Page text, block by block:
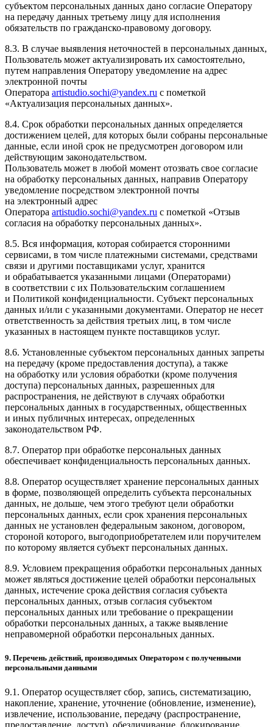
субъектом персональных данных дано согласие Оператору
на передачу данных третьему лицу для исполнения
обязательств по гражданско-правовому договору.
8.3. В случае выявления неточностей в персональных данных,
Пользователь может актуализировать их самостоятельно,
путем направления Оператору уведомление на адрес
электронной почты
Оператора artistudio.sochi@yandex.ru с пометкой
«Актуализация персональных данных».
8.4. Срок обработки персональных данных определяется
достижением целей, для которых были собраны персональные
данные, если иной срок не предусмотрен договором или
действующим законодательством.
Пользователь может в любой момент отозвать свое согласие
на обработку персональных данных, направив Оператору
уведомление посредством электронной почты
на электронный адрес
Оператора artistudio.sochi@yandex.ru с пометкой «Отзыв
согласия на обработку персональных данных».
8.5. Вся информация, которая собирается сторонними
сервисами, в том числе платежными системами, средствами
связи и другими поставщиками услуг, хранится
и обрабатывается указанными лицами (Операторами)
в соответствии с их Пользовательским соглашением
и Политикой конфиденциальности. Субъект персональных
данных и/или с указанными документами. Оператор не несет
ответственность за действия третьих лиц, в том числе
указанных в настоящем пункте поставщиков услуг.
8.6. Установленные субъектом персональных данных запреты
на передачу (кроме предоставления доступа), а также
на обработку или условия обработки (кроме получения
доступа) персональных данных, разрешенных для
распространения, не действуют в случаях обработки
персональных данных в государственных, общественных
и иных публичных интересах, определенных
законодательством РФ.
8.7. Оператор при обработке персональных данных
обеспечивает конфиденциальность персональных данных.
8.8. Оператор осуществляет хранение персональных данных
в форме, позволяющей определить субъекта персональных
данных, не дольше, чем этого требуют цели обработки
персональных данных, если срок хранения персональных
данных не установлен федеральным законом, договором,
стороной которого, выгодоприобретателем или поручителем
по которому является субъект персональных данных.
8.9. Условием прекращения обработки персональных данных
может являться достижение целей обработки персональных
данных, истечение срока действия согласия субъекта
персональных данных, отзыв согласия субъектом
персональных данных или требование о прекращении
обработки персональных данных, а также выявление
неправомерной обработки персональных данных.
9. Перечень действий, производимых Оператором с полученными
персональными данными
9.1. Оператор осуществляет сбор, запись, систематизацию,
накопление, хранение, уточнение (обновление, изменение),
извлечение, использование, передачу (распространение,
предоставление, доступ), обезличивание, блокирование,